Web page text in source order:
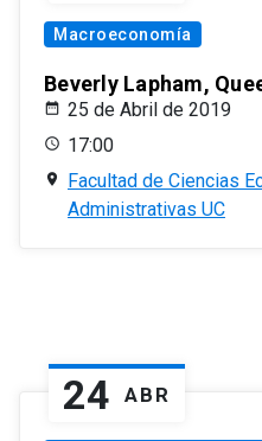
Macroeconomía
Beverly Lapham,
25 de Abril de 2019
17:00
Facultad de Ciencias
Administrativas UC
24 ABR